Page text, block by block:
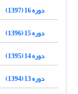
دوره 16 (1397)
دوره 15 (1396)
دوره 14 (1395)
دوره 13 (1394)